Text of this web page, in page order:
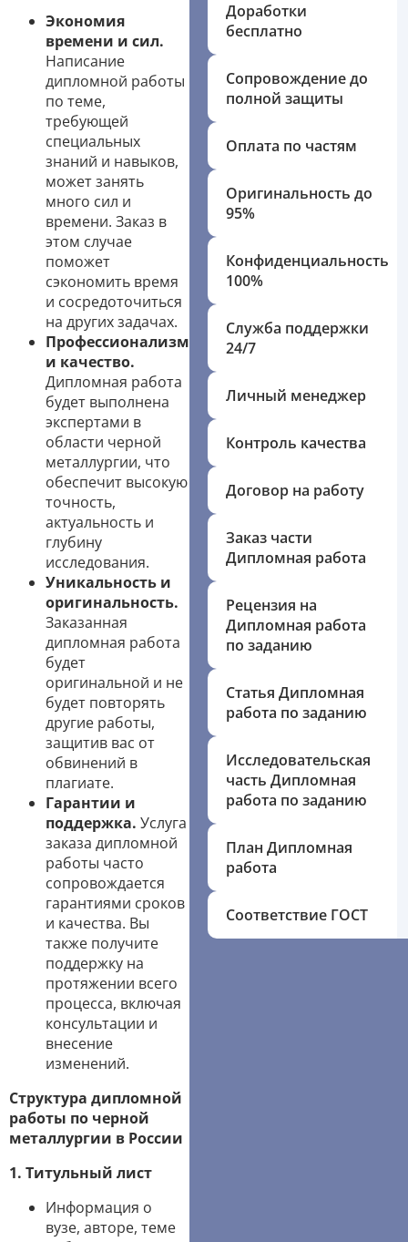
Экономия
времени и сил.
Написание
дипломной работы
по теме,
требующей
специальных
знаний и навыков,
может занять
много сил и
времени. Заказ в
этом случае
поможет
сэкономить время
и сосредоточиться
на других задачах.
Профессионализм
и качество.
Дипломная работа
будет выполнена
экспертами в
области черной
металлургии, что
обеспечит высокую
точность,
актуальность и
глубину
исследования.
Уникальность и
оригинальность.
Заказанная
дипломная работа
будет
оригинальной и не
будет повторять
другие работы,
защитив вас от
обвинений в
плагиате.
Гарантии и
поддержка. Услуга
заказа дипломной
работы часто
сопровождается
гарантиями сроков
и качества. Вы
также получите
поддержку на
протяжении всего
процесса, включая
консультации и
внесение
изменений.
Структура дипломной
работы по черной
металлургии в России
1. Титульный лист
Информация о
вузе, авторе, теме
Доработки
бесплатно
Сопровождение до
полной защиты
Оплата по частям
Оригинальность до
95%
Конфиденциальность
100%
Служба поддержки
24/7
Личный менеджер
Контроль качества
Договор на работу
Заказ части
Дипломная работа
Рецензия на
Дипломная работа
по заданию
Статья Дипломная
работа по заданию
Исследовательская
часть Дипломная
работа по заданию
План Дипломная
работа
Соответствие ГОСТ